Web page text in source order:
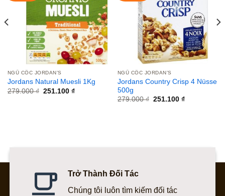
NGŨ CỐC JORDAN’S
Jordans Natural Muesli 1Kg
279.000₫ Giá
251.100 ₫Giá
NGŨ CỐC JORDAN’S
Jordans Country Crisp 4 Nüsse
500g
279.000₫ Giá
251.100 ₫Giá
Trở Thành Đối Tác
Chúng tôi luôn tìm kiếm đối tác